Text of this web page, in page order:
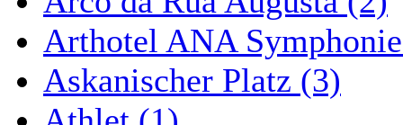
Arthotel ANA
Askanischer Platz (3)